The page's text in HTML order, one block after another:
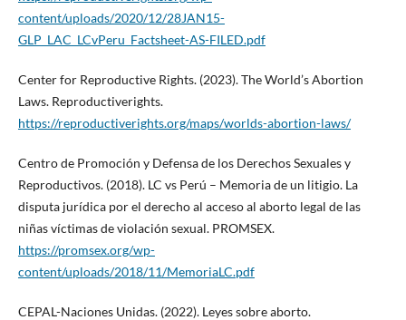
content/uploads/2020/12/28JAN15-
GLP_LAC_LCvPeru_Factsheet-AS-FILED.pdf
Center for Reproductive Rights. (2023). The World’s Abortion
Laws. Reproductiverights.
https://reproductiverights.org/maps/worlds-abortion-laws/
Centro de Promoción y Defensa de los Derechos Sexuales y
Reproductivos. (2018). LC vs Perú – Memoria de un litigio. La
disputa jurídica por el derecho al acceso al aborto legal de las
niñas víctimas de violación sexual. PROMSEX.
https://promsex.org/wp-
content/uploads/2018/11/MemoriaLC.pdf
CEPAL-Naciones Unidas. (2022). Leyes sobre aborto.